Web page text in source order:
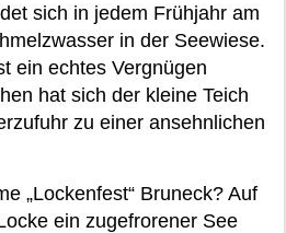
sich in jedem Frühjahr am
in der Seewiese.
ein echtes Vergnügen
hat sich der kleine Teich
zu einer ansehnlichen
„Lockenfest“ Bruneck? Auf
ein zugefrorener See